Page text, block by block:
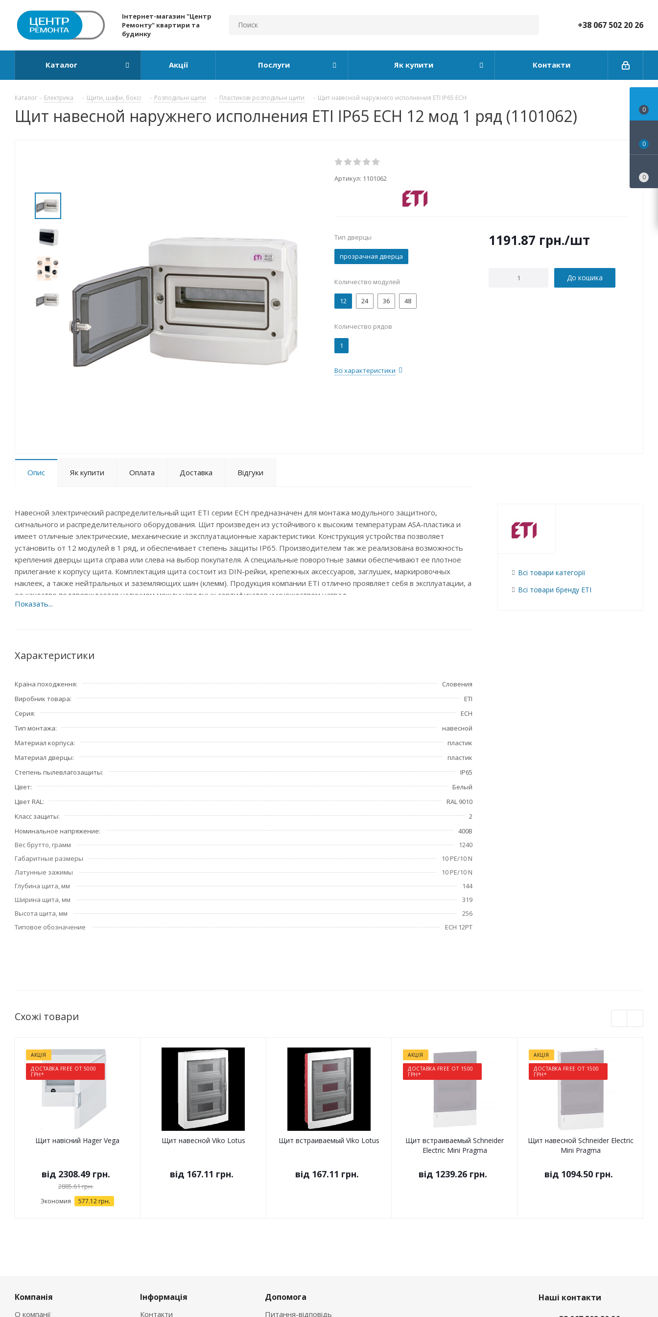
Інтернет-магазин "Центр
Ремонту" квартири та
будинку
+38 067 502 20 26
Каталог Акції Послуги Як купити Контакти
Каталог - Електрика - Щити, шафи, боксі - Розподільні щити - Пластикові розподільні щити - Щит навесной наружнего исполнения ETI IP65 ECH
Щит навесной наружнего исполнения ETI IP65 ECH 12 мод 1 ряд (1101062)
Артикул: 1101062
Тип дверцы
прозрачная дверца
Количество модулей
12 24 36 48
Количество рядов
1
Всі характеристики
1191.87 грн./шт
До кошика
Опис Як купити Оплата Доставка Відгуки
Навесной электрический распределительный щит ETI серии ECH предназначен для монтажа модульного защитного,
сигнального и распределительного оборудования. Щит произведен из устойчивого к высоким температурам ASA-пластика и
имеет отличные электрические, механические и эксплуатационные характеристики. Конструкция устройства позволяет
установить от 12 модулей в 1 ряд, и обеспечивает степень защиты IP65. Производителем так же реализована возможность
крепления дверцы щита справа или слева на выбор покупателя. А специальные поворотные замки обеспечивают ее плотное
прилегание к корпусу щита. Комплектация щита состоит из DIN-рейки, крепежных аксессуаров, заглушек, маркировочных
наклеек, а также нейтральных и заземляющих шин (клемм). Продукция компании ETI отлично проявляет себя в эксплуатации, а
ее качество подтверждается наличием международных сертификатов и множеством наград.
Характеристики
Країна походження
Словения
Виробник товара
ETI
Серия
ECH
Тип монтажа
навесной
Материал корпуса
пластик
Материал дверцы
пластик
Степень пылевлагозащиты
IP65
Цвет
Белый
Цвет RAL
RAL 9010
Класс защиты
2
Номинальное напряжение
400В
Вес брутто, грамм
1240
Габаритные размеры
10 PE/10 N
Латунные зажимы
10 PE/10 N
Глубина щита, мм
144
Ширина щита, мм
319
Высота щита, мм
256
Типовое обозначение
ECH 12РТ
Всі товари категорії
Всі товари бренду ETI
Схожі товари
АКЦІЯ
ДОСТАВКА FREE ОТ 5000
ГРН*
Щит навісний Hager Vega
від 2308.49 грн.
2885.61 грн.
Экономия 577.12 грн.
Щит навесной Viko Lotus
від 167.11 грн.
Щит встраиваемый Viko Lotus
від 167.11 грн.
АКЦІЯ
ДОСТАВКА FREE ОТ 1500
ГРН*
Щит встраиваемый Schneider
Electric Mini Pragma
від 1239.26 грн.
АКЦІЯ
ДОСТАВКА FREE ОТ 1500
ГРН*
Щит навесной Schneider Electric
Mini Pragma
від 1094.50 грн.
Компанія
О компанії
Інформація
Контакти
Допомога
Питання-відповідь
Наші контакти
0
0
0